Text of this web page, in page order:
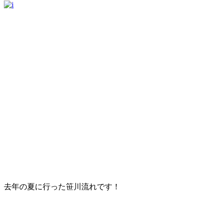
去年の夏に行った笹川流れです！